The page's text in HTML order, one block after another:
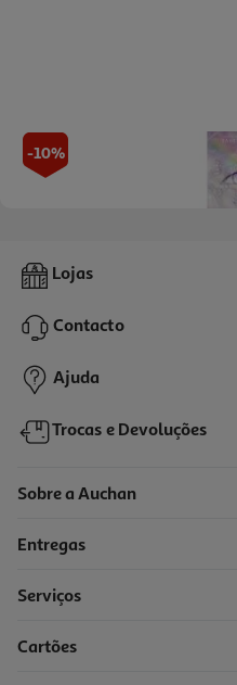
-10%
Livro Liberta-Me De Tahereh Mafi
19,95 € PVP de editor
17,96 €
-10%
Lojas
Contacto
Ajuda
Trocas e Devoluções
Sobre a Auchan
Entregas
Serviços
Cartões